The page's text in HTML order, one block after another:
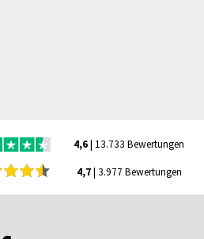
4,6| 13.733 Bewertungen
4,7| 3.977 Bewertungen